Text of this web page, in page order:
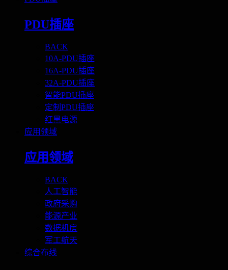
PDU插座
BACK
10A-PDU插座
16A-PDU插座
32A-PDU插座
智能PDU插座
定制PDU插座
红黑电源
应用领域
应用领域
BACK
人工智能
政府采购
能源产业
数据机房
军工航天
综合布线